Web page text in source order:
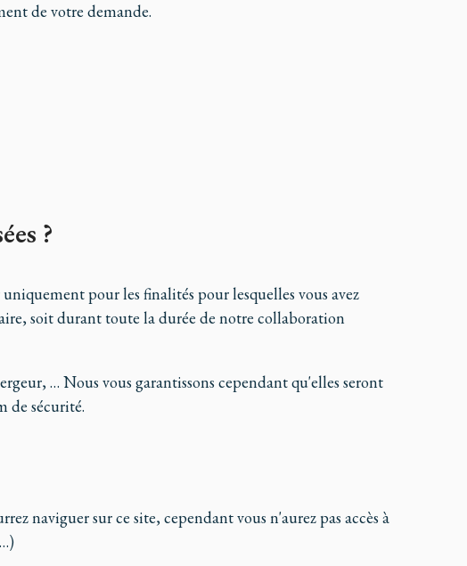
de votre demande.
?
pour les finalités pour lesquelles vous avez
soit durant toute la durée de notre collaboration
… Nous vous garantissons cependant qu'elles seront
de sécurité.
naviguer sur ce site, cependant vous n'aurez pas accès à